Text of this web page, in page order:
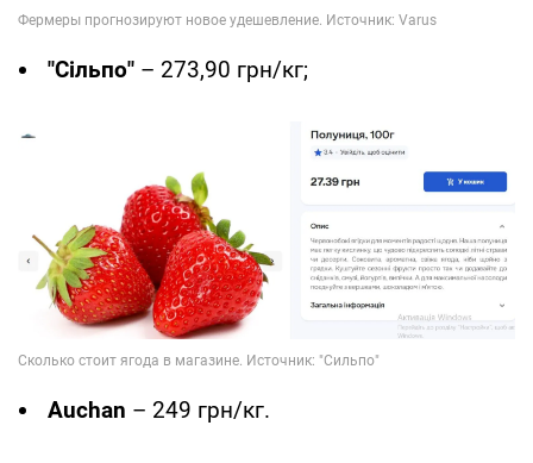
"Сільпо" – 273,90 грн/кг;
Auchan – 249 грн/кг.